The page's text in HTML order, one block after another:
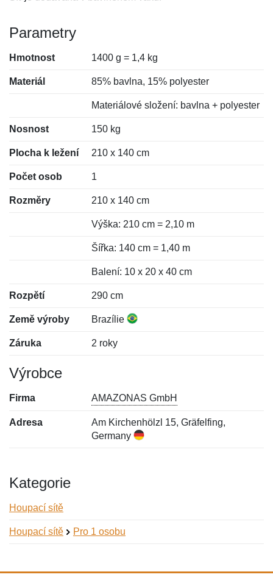
Parametry
Hmotnost 1400 g = 1,4 kg
Materiál 85% bavlna, 15% polyester
Materiálové složení: bavlna + polyester
Nosnost 150 kg
Plocha k ležení 210 x 140 cm
Počet osob 1
Rozměry 210 x 140 cm
Výška: 210 cm = 2,10 m
Šířka: 140 cm = 1,40 m
Balení: 10 x 20 x 40 cm
Rozpětí 290 cm
Země výroby Brazílie
Záruka 2 roky
Výrobce
Firma AMAZONAS GmbH
Adresa
Am Kirchenhölzl 15, Gräfelfing,
Germany
Kategorie
Houpací sítě
Houpací sítě Pro 1 osobu